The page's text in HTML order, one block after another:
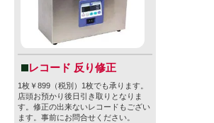
レコード 反り修正
1枚￥899（税別）1枚でも承ります。
店頭お預かり後日引き取りとなりま
す。修正の出来ないレコードもござい
ます。事前にお問合せください。